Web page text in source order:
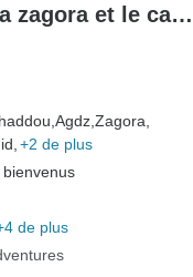
zagora et le camp
Agdz, Zagora,
+2 de plus
de plus